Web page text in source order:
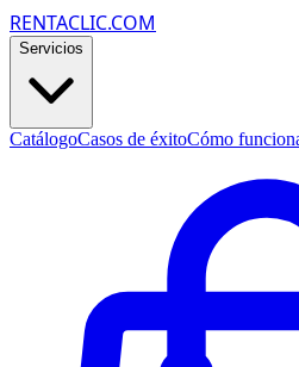
RENTACLIC.COM
Servicios
CatálogoCasos de éxitoCómo